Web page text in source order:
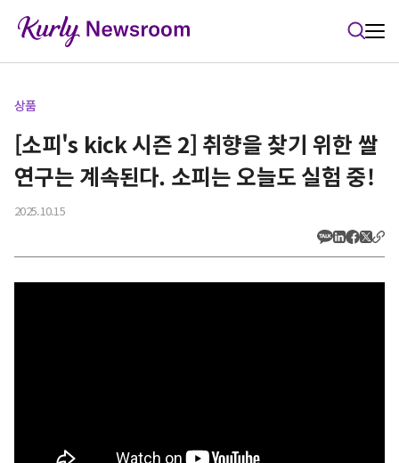
상품
[소피's kick 시즌 2] 취향을 찾기 위한 쌀
연구는 계속된다. 소피는 오늘도 실험 중!
2025.10.15